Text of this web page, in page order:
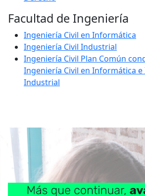
Facultad de Ingeniería
Ingeniería Civil en Informática
Ingeniería Civil Industrial
Ingeniería Civil Plan Común
Ingeniería Civil en Informática e
Industrial